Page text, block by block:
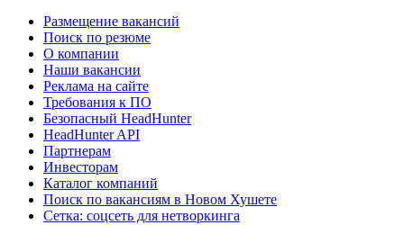
Размещение вакансий
Поиск по резюме
О компании
Наши вакансии
Реклама на сайте
Требования к ПО
Безопасный HeadHunter
HeadHunter API
Партнерам
Инвесторам
Каталог компаний
Поиск по вакансиям в Новом Хушете
Сетка: соцсеть для нетворкинга